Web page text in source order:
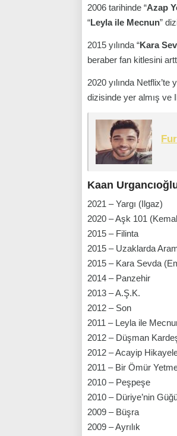
2006 tarihinde “Azap
“Leyla ile Mecnun”
2015 yılında “Kara
beraber fan kitlesini
2020 yılında Netflix’te
dizisinde yer almış ve
Kaan
2021 – Yargı (Ilgaz)
2020 – Aşk 101
2015 – Filinta
2015 – Uzaklarda
2015 – Kara Sevda
2014 – Panzehir
2013 – A.Ş.K.
2012 – Son
2011 – Leyla ile
2012 – Düşman
2012 – Acayip
2011 – Bir Ömür
2010 – Peşpeşe
2010 – Düriye’nin
2009 – Büşra
2009 – Ayrılık